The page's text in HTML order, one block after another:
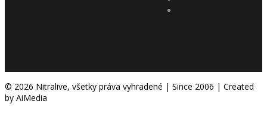
© 2026 Nitralive, všetky práva vyhradené | Since 2006 | Created
by AiMedia